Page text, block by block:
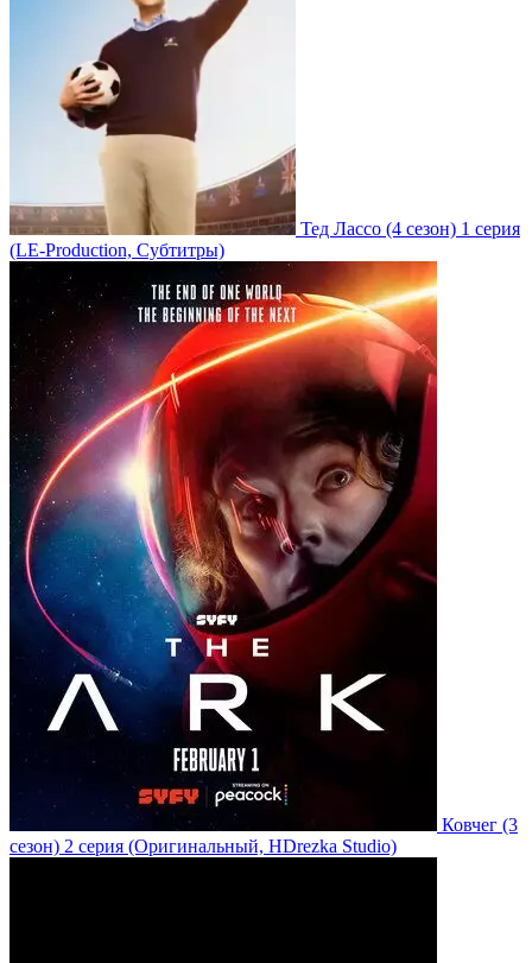
Тед Лассо (4 сезон) 1 серия
(LE-Production, Субтитры)
Ковчег (3
сезон) 2 серия (Оригинальный, HDrezka Studio)